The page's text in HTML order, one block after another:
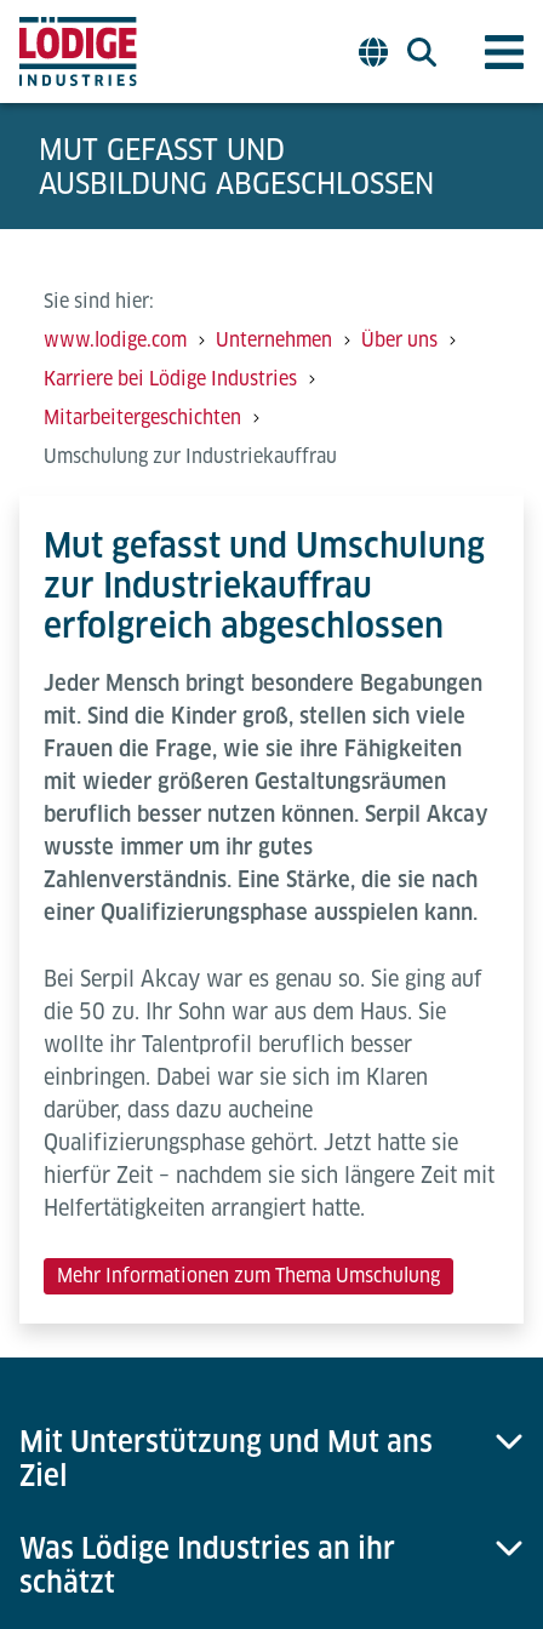
MUT GEFASST UND
AUSBILDUNG ABGESCHLOSSEN
Sie sind hier:
www.lodige.com
Unternehmen
Über uns
Karriere bei Lödige Industries
Mitarbeitergeschichten
Umschulung zur Industriekauffrau
Mut gefasst und Umschulung
zur Industriekauffrau
erfolgreich abgeschlossen
Jeder Mensch bringt besondere Begabungen
mit. Sind die Kinder groß, stellen sich viele
Frauen die Frage, wie sie ihre Fähigkeiten
mit wieder größeren Gestaltungsräumen
beruflich besser nutzen können. Serpil Akcay
wusste immer um ihr gutes
Zahlenverständnis. Eine Stärke, die sie nach
einer Qualifizierungsphase ausspielen kann.
Bei Serpil Akcay war es genau so. Sie ging auf
die 50 zu. Ihr Sohn war aus dem Haus. Sie
wollte ihr Talentprofil beruflich besser
einbringen. Dabei war sie sich im Klaren
darüber, dass dazu aucheine
Qualifizierungsphase gehört. Jetzt hatte sie
hierfür Zeit – nachdem sie sich längere Zeit mit
Helfertätigkeiten arrangiert hatte.
Mehr Informationen zum Thema Umschulung
Mit Unterstützung und Mut ans
Ziel
Akcay wusste um ihre Fähigkeiten im Jonglieren mit
Zahlen. Sie hatte in ihrem Heimatland Türkei
Was Lödige Industries an ihr
schätzt